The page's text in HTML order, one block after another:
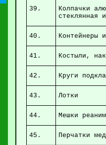
39.
Колпачки
40. Контейнеры
41.
42. Круги
43.
44. Мешки
45.